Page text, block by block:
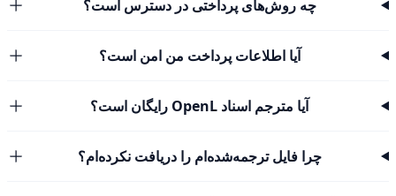
چه روش‌های پرداختی در دسترس است؟
آیا اطلاعات پرداخت من امن است؟
آیا مترجم اسناد OpenL رایگان است؟
چرا فایل ترجمه‌شده‌ام را دریافت نکرده‌ام؟